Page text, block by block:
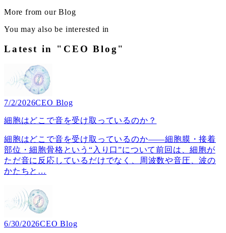
More from our Blog
You may also be interested in
Latest in "CEO Blog"
7/2/2026CEO Blog
細胞はどこで音を受け取っているのか？
細胞はどこで音を受け取っているのか――細胞膜・接着
部位・細胞骨格という“入り口”について前回は、細胞が
ただ音に反応しているだけでなく、周波数や音圧、波の
かたちと …
6/30/2026CEO Blog